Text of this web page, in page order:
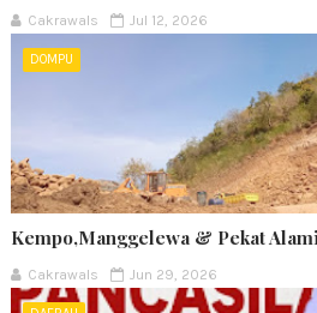
Cakrawals Jul 12, 2026
DOMPU
Kempo,Manggelewa & Pekat
Cakrawals Jun 29, 2026